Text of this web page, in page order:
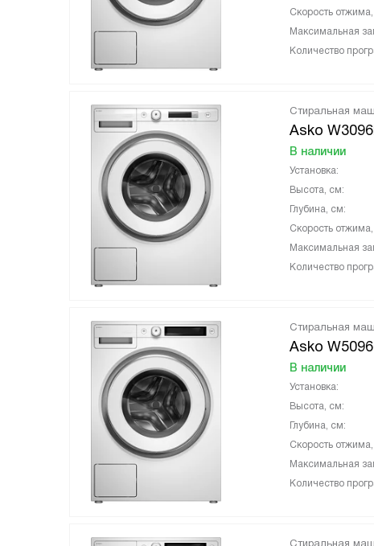
Скорость
Максимальная
Количество
Стиральная
Asko
В наличии
Установка:
Высота, см:
Глубина, см:
Скорость
Максимальная
Количество
Стиральная
Asko
В наличии
Установка:
Высота, см:
Глубина, см:
Скорость
Максимальная
Количество
Стиральная